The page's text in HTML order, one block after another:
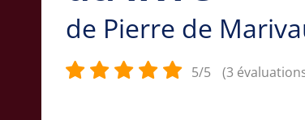
de Pierre de
5/5 (3